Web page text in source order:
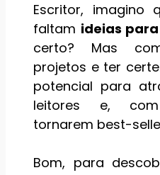
Escritor,
faltam ideias
certo? Mas
projetos e ter
potencial para
leitores e,
tornarem best-
Bom, para